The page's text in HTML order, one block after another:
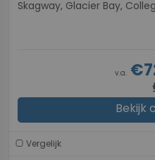
Skagway, Glacier Bay,
v.a.
Bekijk
Vergelijk